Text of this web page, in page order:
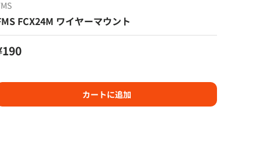
FCX24M ワイヤーマウント
価
カートに追加